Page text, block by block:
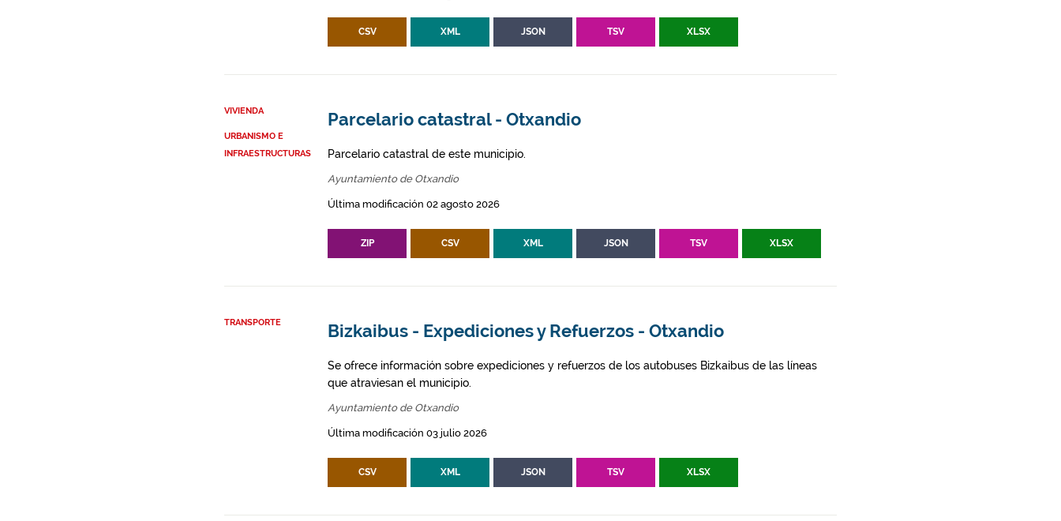
CSV XML JSON TSV XLSX
VIVIENDA
URBANISMO E
INFRAESTRUCTURAS
Parcelario catastral - Otxandio
Parcelario catastral de este municipio.
Ayuntamiento de Otxandio
Última modificación 02 agosto 2026
ZIP CSV XML JSON TSV XLSX
TRANSPORTE Bizkaibus - Expediciones y Refuerzos - Otxandio
Se ofrece información sobre expediciones y refuerzos de los autobuses Bizkaibus de las líneas
que atraviesan el municipio.
Ayuntamiento de Otxandio
Última modificación 03 julio 2026
CSV XML JSON TSV XLSX